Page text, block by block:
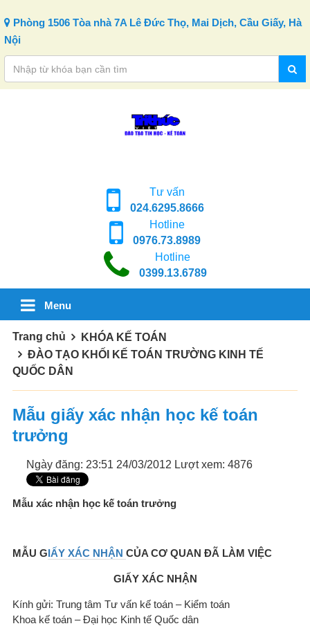
Phòng 1506 Tòa nhà 7A Lê Đức Thọ, Mai Dịch, Cầu Giấy, Hà
Nội
Tư vấn
024.6295.8666
Hotline
0976.73.8989
Hotline
0399.13.6789
Menu
Trang chủ
KHÓA KẾ TOÁN
ĐÀO TẠO KHỐI KẾ TOÁN TRƯỜNG KINH TẾ
QUỐC DÂN
Mẫu giấy xác nhận học kế toán
trưởng
Ngày đăng: 23:51 24/03/2012 Lượt xem: 4876
Mẫu xác nhận học kế toán trưởng
MẪU GIẤY XÁC NHẬN CỦA CƠ QUAN ĐÃ LÀM VIỆC
GIẤY XÁC NHẬN
Kính gửi: Trung tâm Tư vấn kế toán – Kiểm toán
Khoa kế toán – Đại học Kinh tế Quốc dân